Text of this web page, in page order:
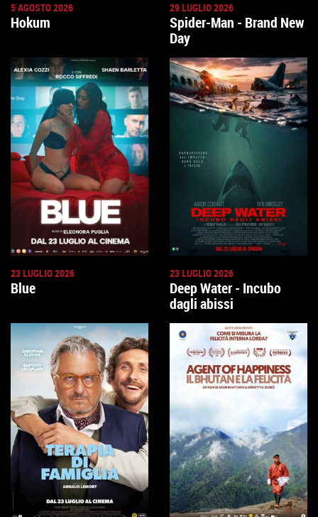
5 AGOSTO 2026
Hokum
29 LUGLIO 2026
Spider-Man - Brand New
Day
23 LUGLIO 2026
Blue
23 LUGLIO 2026
Deep Water - Incubo
dagli abissi